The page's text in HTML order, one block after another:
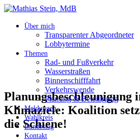
Über mich
Transparenter Abgeordneter
Lobbytermine
Themen
Rad- und Fußverkehr
Wasserstraßen
Binnenschifffahrt
Verkehrswende
Planung & Beteiligung
Meldungen
Wahlkreis
Bundestag
Kontakt
Planungsbeschleunigung
Klimaziele: Koalition
die Schiene!